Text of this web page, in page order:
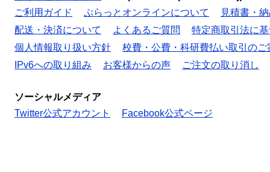
ご利用ガイド
ぷらっとオンラインについて
見積書・
配送・決済について
よくあるご質問
特定商取引法に
個人情報取り扱い方針
校費・公費・科研費払い取引のご
IPv6への取り組み
お客様からの声 ご注文の取り消し
ソーシャルメディア
Twitter公式アカウント
Facebook公式ページ